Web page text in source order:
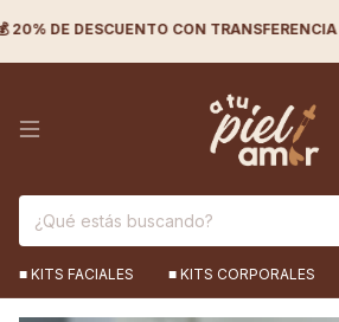
CON TRANSFERENCIA O EFECTIVO
■ KITS FACIALES ■ KITS CORPORALES